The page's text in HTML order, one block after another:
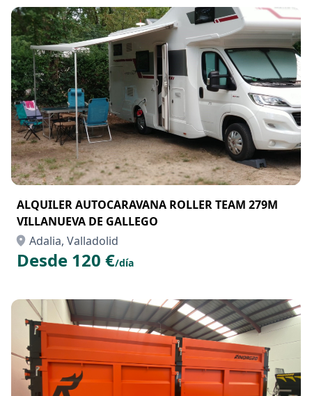
ALQUILER AUTOCARAVANA ROLLER TEAM 279M
VILLANUEVA DE GALLEGO
Adalia, Valladolid
Desde 120 €/día